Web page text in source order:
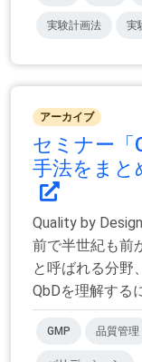
実験計画法 実
アーカイブ
セミナー「
手法をまと
Quality by
前で半世紀も前
と呼ばれる分野
QbDを理解する
GMP 品質管理